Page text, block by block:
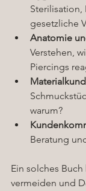
Sterilisation,
gesetzliche
Anatomie
Verstehen,
Piercings
warum?
Beratung
Ein solches
vermeiden und